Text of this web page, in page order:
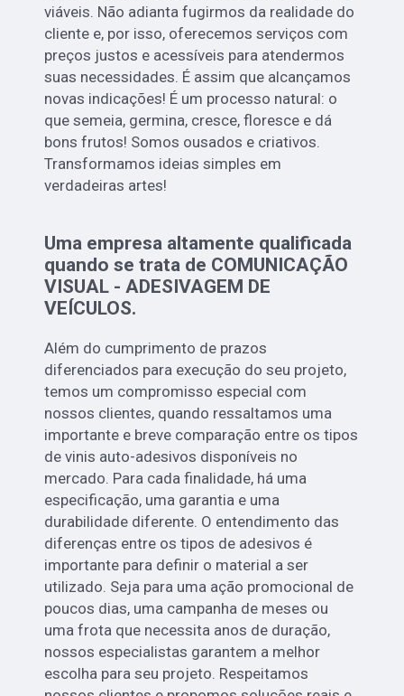
viáveis. Não adianta fugirmos da realidade do
cliente e, por isso, oferecemos serviços com
preços justos e acessíveis para atendermos
suas necessidades. É assim que alcançamos
novas indicações! É um processo natural: o
que semeia, germina, cresce, floresce e dá
bons frutos! Somos ousados e criativos.
Transformamos ideias simples em
verdadeiras artes!
Uma empresa altamente qualificada
quando se trata de COMUNICAÇÃO
VISUAL - ADESIVAGEM DE
VEÍCULOS.
Além do cumprimento de prazos
diferenciados para execução do seu projeto,
temos um compromisso especial com
nossos clientes, quando ressaltamos uma
importante e breve comparação entre os tipos
de vinis auto-adesivos disponíveis no
mercado. Para cada finalidade, há uma
especificação, uma garantia e uma
durabilidade diferente. O entendimento das
diferenças entre os tipos de adesivos é
importante para definir o material a ser
utilizado. Seja para uma ação promocional de
poucos dias, uma campanha de meses ou
uma frota que necessita anos de duração,
nossos especialistas garantem a melhor
escolha para seu projeto. Respeitamos